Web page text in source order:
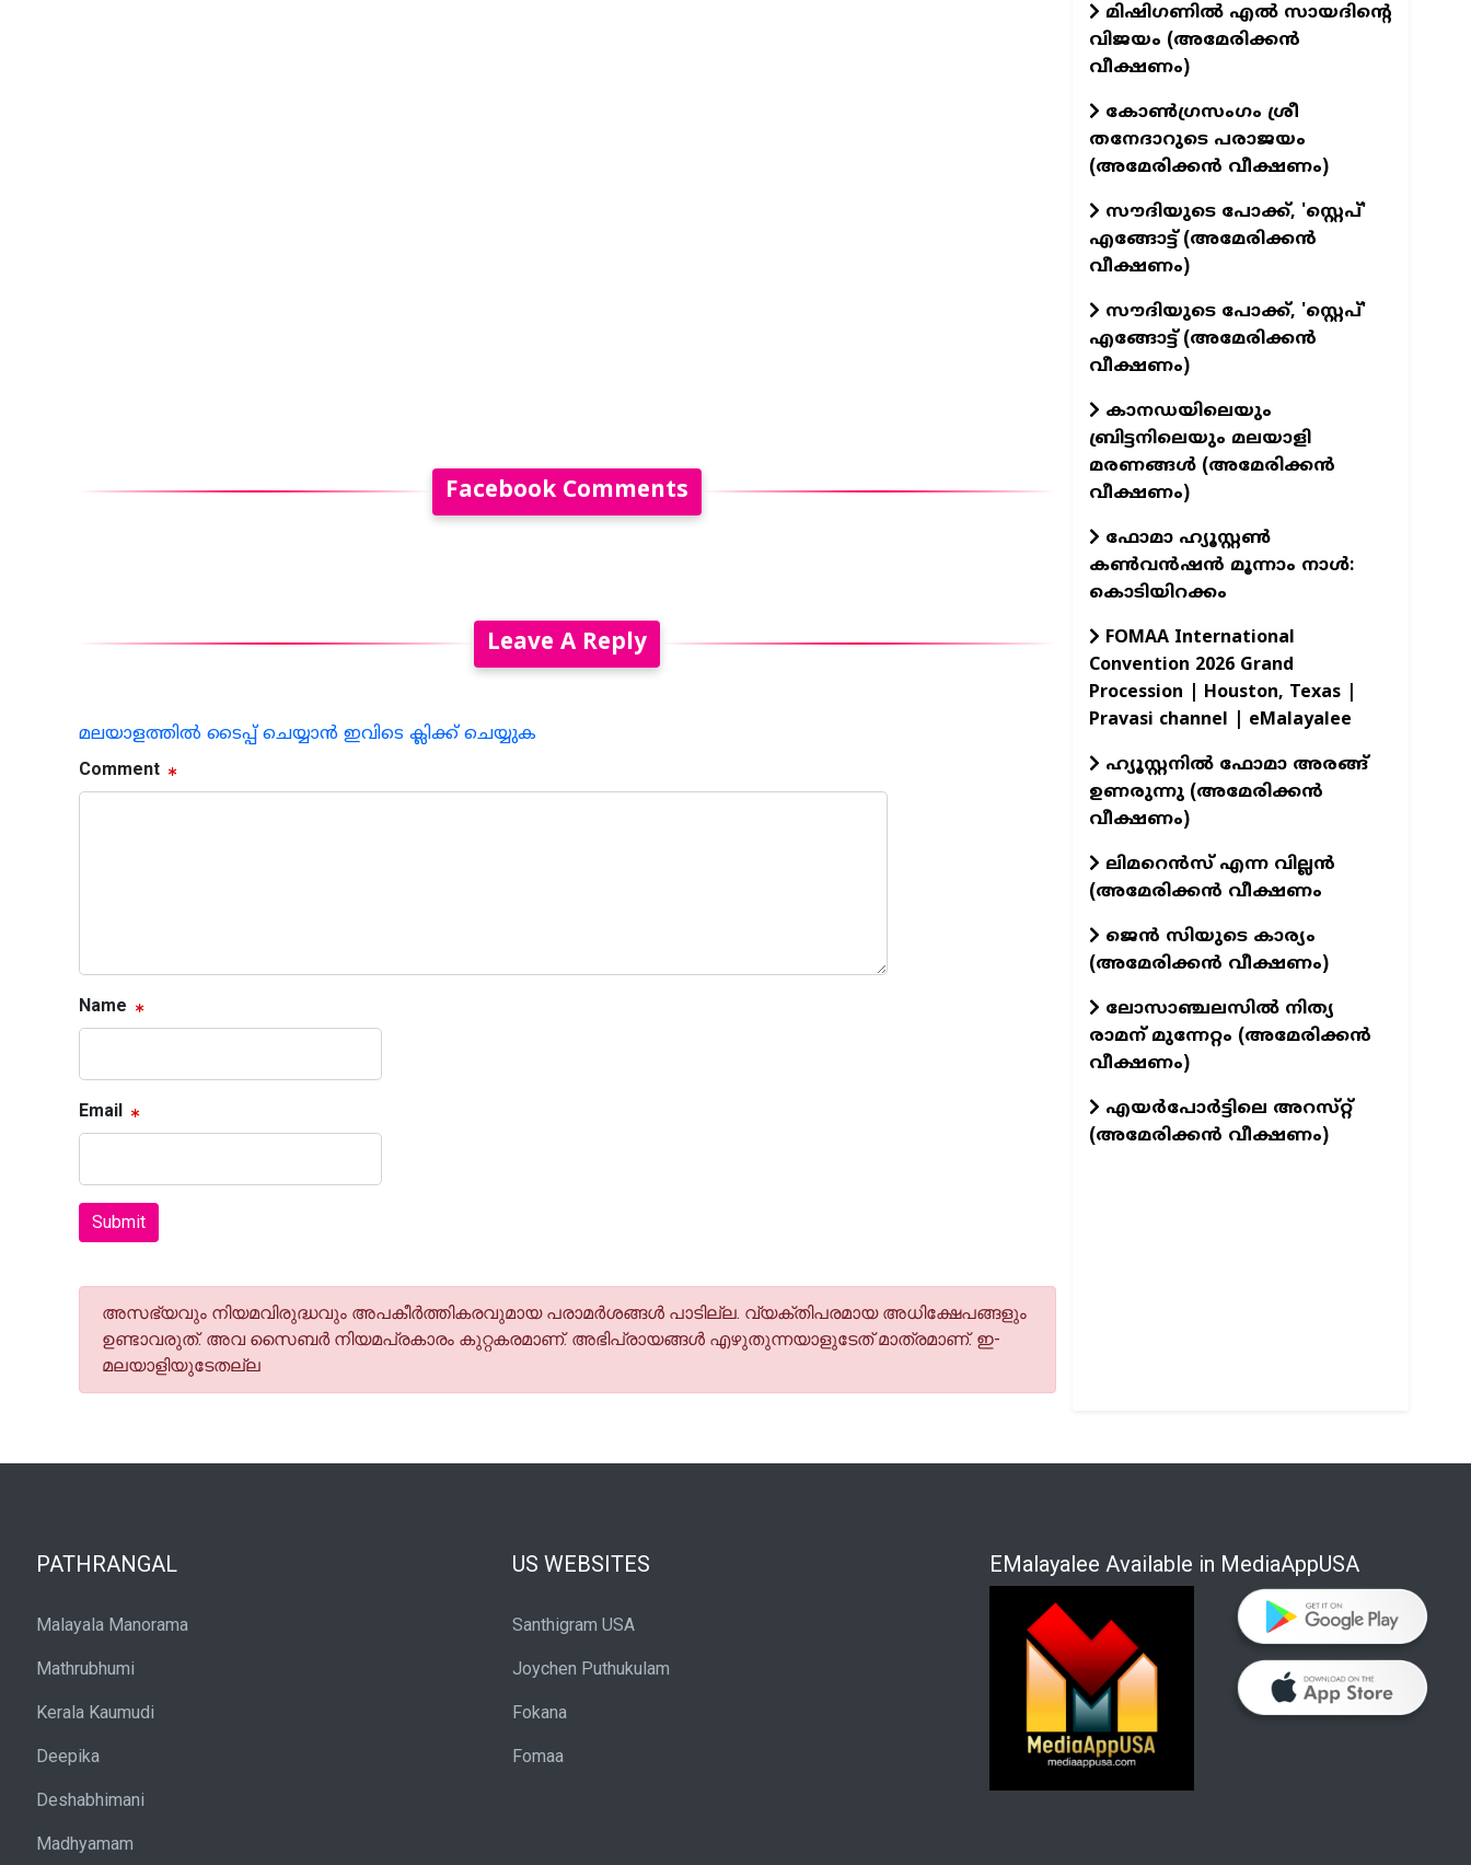
Facebook Comments
Leave A Reply
മലയാളത്തില്‍ ടൈപ്പ് ചെയ്യാന്‍ ഇവിടെ ക്ലിക്ക് ചെയ്യുക
Comment
Name
Email
Submit
അസഭ്യവും നിയമവിരുദ്ധവും അപകീര്‍ത്തികരവുമായ പരാമര്‍ശങ്ങള്‍ പാടില്ല. വ്യക്തിപരമായ അധിക്ഷേപങ്ങളും
ഉണ്ടാവരുത്. അവ സൈബര്‍ നിയമപ്രകാരം കുറ്റകരമാണ്. അഭിപ്രായങ്ങള്‍ എഴുതുന്നയാളുടേത് മാത്രമാണ്. ഇ-
മലയാളിയുടേതല്ല
മിഷിഗണിൽ എൽ സായദിന്റെ
വിജയം (അമേരിക്കൻ
വീക്ഷണം)
കോൺഗ്രസംഗം ശ്രീ
തനേദാറുടെ പരാജയം
(അമേരിക്കൻ വീക്ഷണം)
സൗദിയുടെ പോക്ക്, 'സ്റ്റെപ്'
എങ്ങോട്ട് (അമേരിക്കൻ
വീക്ഷണം)
സൗദിയുടെ പോക്ക്, 'സ്റ്റെപ്'
എങ്ങോട്ട് (അമേരിക്കൻ
വീക്ഷണം)
കാനഡയിലെയും
ബ്രിട്ടനിലെയും മലയാളി
മരണങ്ങൾ (അമേരിക്കൻ
വീക്ഷണം)
ഫോമാ ഹ്യൂസ്റ്റൺ
കൺവൻഷൻ മൂന്നാം നാൾ:
കൊടിയിറക്കം
FOMAA International
Convention 2026 Grand
Procession | Houston, Texas |
Pravasi channel | eMalayalee
ഹ്യൂസ്റ്റനിൽ ഫോമാ അരങ്ങ്
ഉണരുന്നു (അമേരിക്കൻ
വീക്ഷണം)
ലിമറെൻസ് എന്ന വില്ലൻ
(അമേരിക്കൻ വീക്ഷണം
ജെൻ സിയുടെ കാര്യം
(അമേരിക്കൻ വീക്ഷണം)
ലോസാഞ്ചലസിൽ നിത്യ
രാമന് മുന്നേറ്റം (അമേരിക്കൻ
വീക്ഷണം)
എയർപോർട്ടിലെ അറസ്‌റ്റ്
(അമേരിക്കൻ വീക്ഷണം)
PATHRANGAL
Malayala Manorama
Mathrubhumi
Kerala Kaumudi
Deepika
Deshabhimani
Madhyamam
US WEBSITES
Santhigram USA
Joychen Puthukulam
Fokana
Fomaa
EMalayalee Available in MediaAppUSA